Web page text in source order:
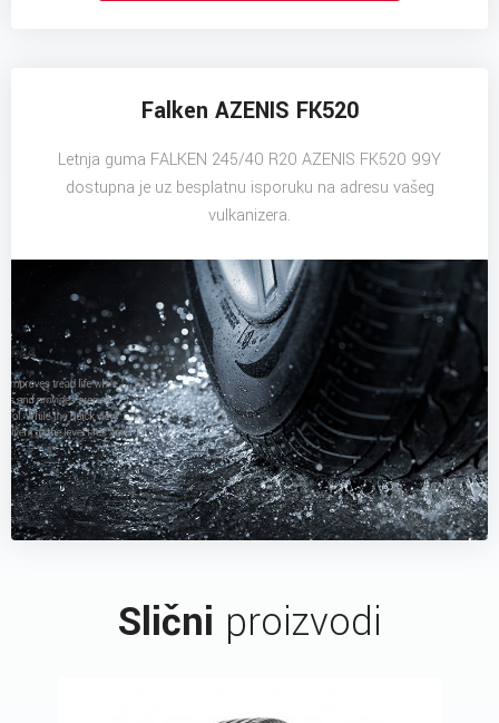
Falken AZENIS FK520
Letnja guma FALKEN 245/40 R20 AZENIS FK520 99Y
dostupna je uz besplatnu isporuku na adresu vašeg
vulkanizera.
Slični proizvodi